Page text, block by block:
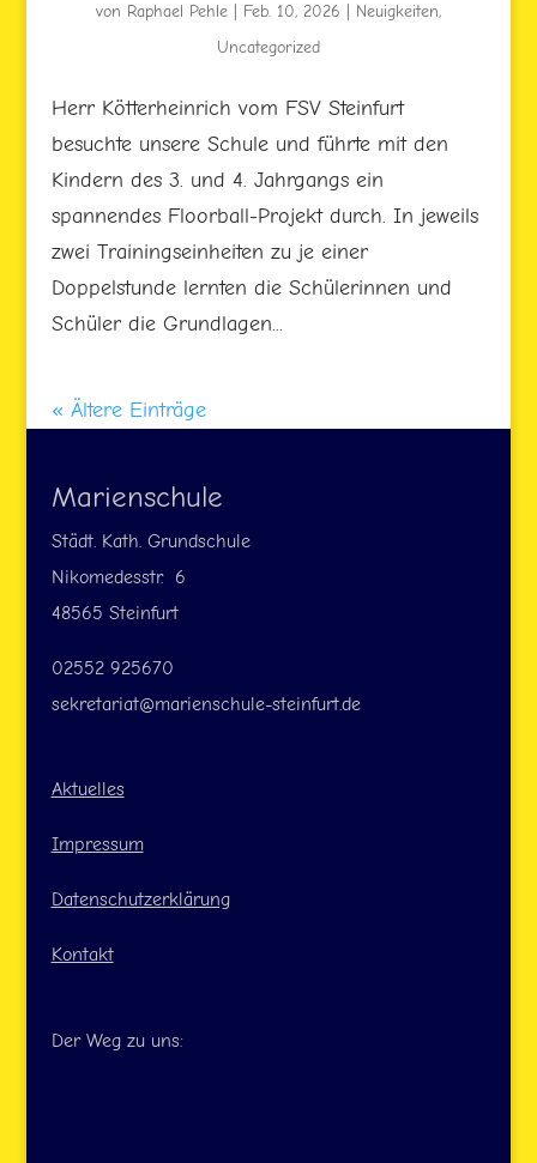
von Raphael Pehle| Feb. 10, 2026 Neuigkeiten,
Uncategorized
Herr Kötterheinrich vom FSV Steinfurt
besuchte unsere Schule und führte mit den
Kindern des 3. und 4. Jahrgangs ein
spannendes Floorball-Projekt durch. In jeweils
zwei Trainingseinheiten zu je einer
Doppelstunde lernten die Schülerinnen und
Schüler die Grundlagen...
« Ältere Einträge
Marienschule
Städt. Kath. Grundschule
Nikomedesstr. 6
48565 Steinfurt
02552 925670
sekretariat@marienschule-steinfurt.de
Aktuelles
Impressum
Datenschutzerklärung
Kontakt
Der Weg zu uns: